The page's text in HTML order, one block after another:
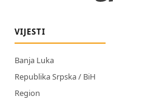
VIJESTI
Banja Luka
Republika Srpska / BiH
Region